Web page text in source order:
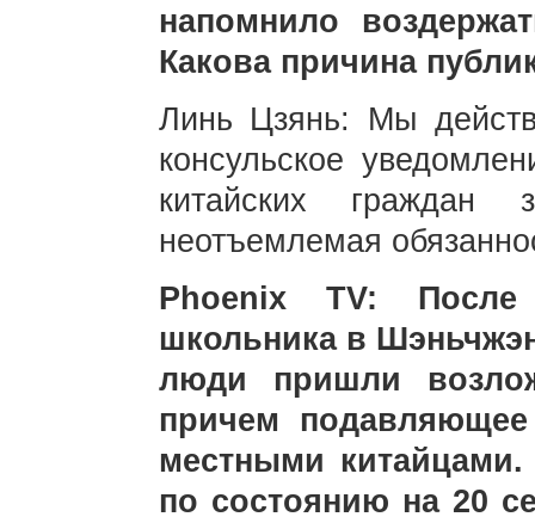
напомнило
Какова причина
Линь Цзянь: Мы
консульское
китайских
неотъемлемая
Phoenix TV: После
школьника в
люди пришли
причем
местными
по состоянию на 20